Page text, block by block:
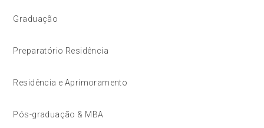
Graduação
Preparatório Residência
Residência e Aprimoramento
Pós-graduação & MBA